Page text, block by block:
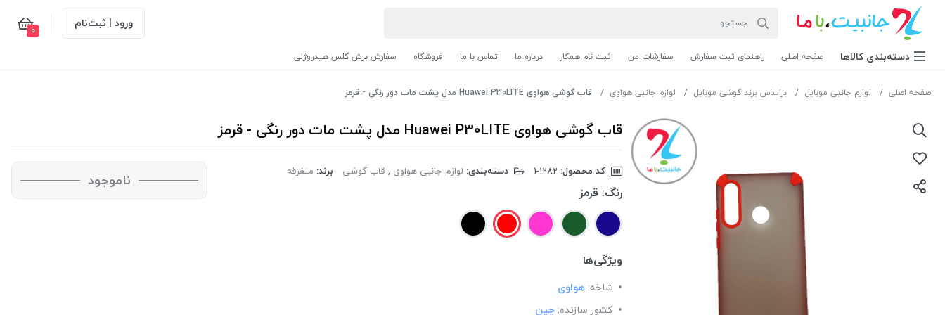
ورود | ثبت‌نام 0
دسته‌بندی‌ کالاها صفحه اصلی راهنمای ثبت سفارش سفارشات من ثبت نام همکار درباره ما تماس با ما فروشگاه سفارش برش گلس هیدروژلی
صفحه اصلی لوازم جانبی موبایل براساس برند گوشی موبایل لوازم جانبی هواوی قاب گوشی هواوی Huawei P30LITE مدل پشت مات دور رنگی - قرمز
قاب گوشی هواوی Huawei P30LITE مدل پشت مات دور رنگی - قرمز
کد محصول: دسته‌بندی: لوازم جانبی هواوی , قاب گوشی برند: متفرقه
رنگ: قرمز
ویژگی‌ها
شاخه: هواوی
کشور سازنده: چین
ناموجود